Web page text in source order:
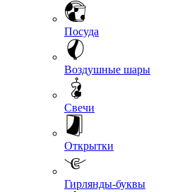
Посуда
Воздушные шары
Свечи
Открытки
Гирлянды-буквы